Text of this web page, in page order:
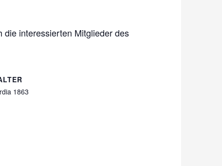
interessierten Mitglieder des
1863